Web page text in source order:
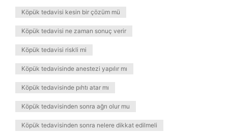
Köpük tedavisi kesin bir çözüm mü
Köpük tedavisi ne zaman sonuç verir
Köpük tedavisi riskli mi
Köpük tedavisinde anestezi yapılır mı
Köpük tedavisinde pıhtı atar mı
Köpük tedavisinden sonra ağrı olur mu
Köpük tedavisinden sonra nelere dikkat edilmeli